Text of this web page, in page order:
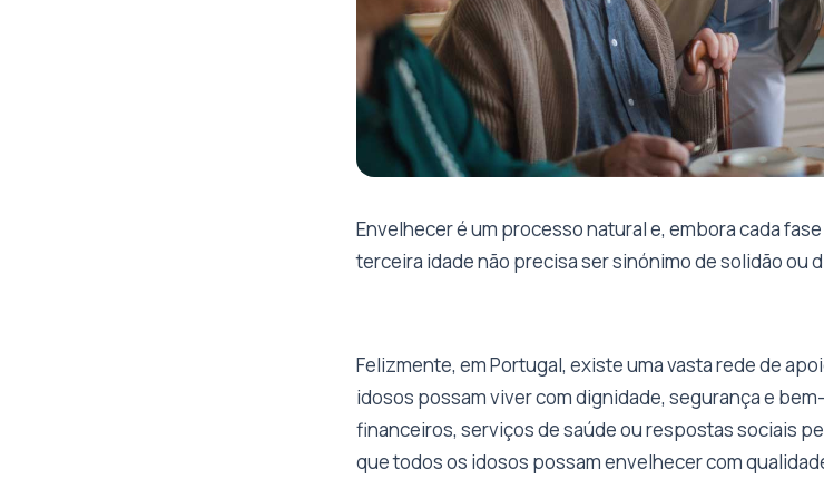
Envelhecer é um processo natural e, embora cada
terceira idade não precisa ser sinónimo de solidão ou
Felizmente, em Portugal, existe uma vasta rede de
idosos possam viver com dignidade, segurança e
financeiros, serviços de saúde ou respostas sociais
que todos os idosos possam envelhecer com